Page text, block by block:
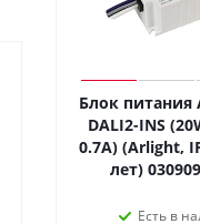
Блок питания
DALI2-INS
0.7A) (Arlight,
лет)
Есть в